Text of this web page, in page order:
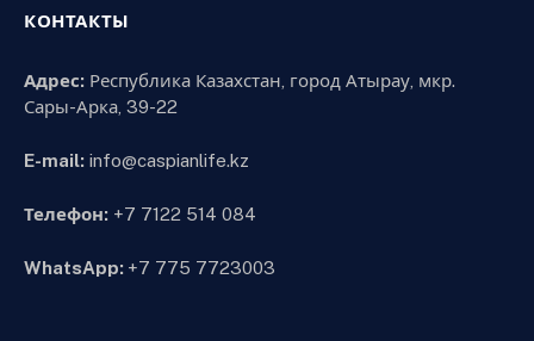
КОНТАКТЫ
Адрес: Республика Казахстан, город Атырау, мкр.
Сары-Арка, 39-22
E-mail: info@caspianlife.kz
Телефон: +7 7122 514 084
WhatsApp: +7 775 7723003